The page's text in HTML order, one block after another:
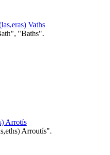
Vaths
"Baths".
Arrotís
Arroutís".